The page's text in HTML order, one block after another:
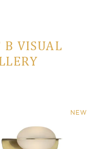
В VISUAL
NEW